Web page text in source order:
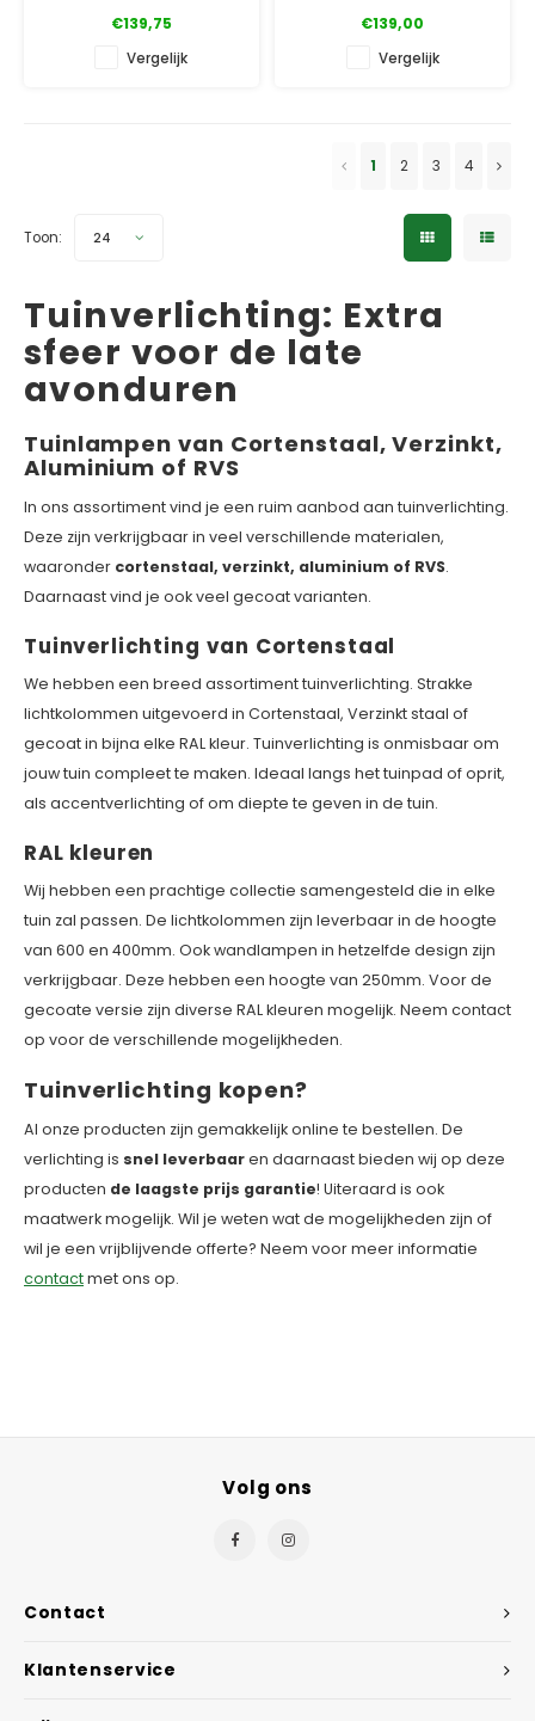
daarmee het licht beide
met één lichtbron.
€139,75
Vergelijk
behuizing. Door de gebruikte
poedercoating goed
bestand tegen de
✓ 5 jaar garantie
€139,00
Vergelijk
1 2 3 4
Toon: 24
Tuinverlichting: Extra
sfeer voor de late
avonduren
Tuinlampen van Cortenstaal, Verzinkt,
Aluminium of RVS
In ons assortiment vind je een ruim aanbod aan tuinverlichting.
Deze zijn verkrijgbaar in veel verschillende materialen,
waaronder cortenstaal, verzinkt, aluminium of RVS.
Daarnaast vind je ook veel gecoat varianten.
Tuinverlichting van Cortenstaal
We hebben een breed assortiment tuinverlichting. Strakke
lichtkolommen uitgevoerd in Cortenstaal, Verzinkt staal of
gecoat in bijna elke RAL kleur. Tuinverlichting is onmisbaar om
jouw tuin compleet te maken. Ideaal langs het tuinpad of oprit,
als accentverlichting of om diepte te geven in de tuin.
RAL kleuren
Wij hebben een prachtige collectie samengesteld die in elke
tuin zal passen. De lichtkolommen zijn leverbaar in de hoogte
van 600 en 400mm. Ook wandlampen in hetzelfde design zijn
verkrijgbaar. Deze hebben een hoogte van 250mm. Voor de
gecoate versie zijn diverse RAL kleuren mogelijk. Neem contact
op voor de verschillende mogelijkheden.
Tuinverlichting kopen?
Al onze producten zijn gemakkelijk online te bestellen. De
verlichting is snel leverbaaren daarnaast bieden wij op deze
producten de laagste prijs garantie! Uiteraard is ook
maatwerk mogelijk. Wil je weten wat de mogelijkheden zijn of
wil je een vrijblijvende offerte? Neem voor meer informatie
contactmet ons op.
Contact
Volg ons
Klantenservice